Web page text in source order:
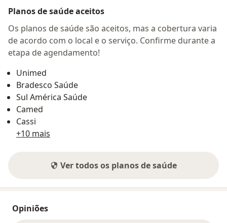
Planos de saúde aceitos
Os planos de saúde são aceitos, mas a cobertura varia
de acordo com o local e o serviço. Confirme durante a
etapa de agendamento!
Unimed
Bradesco Saúde
Sul América Saúde
Camed
Cassi
+10 mais
Ver todos os planos de saúde
Opiniões